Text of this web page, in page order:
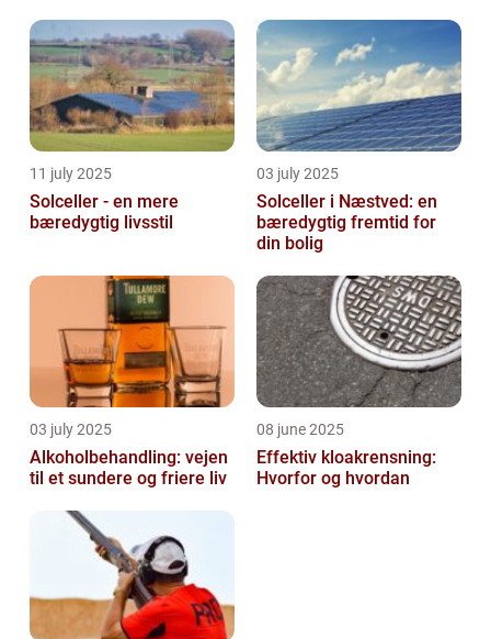
vedligeholdelse
11 july 2025
Solceller - en mere
bæredygtig livsstil
03 july 2025
Solceller i Næstved: en
bæredygtig fremtid for
din bolig
03 july 2025
Alkoholbehandling: vejen
til et sundere og friere liv
08 june 2025
Effektiv kloakrensning:
Hvorfor og hvordan